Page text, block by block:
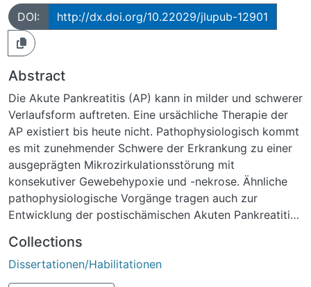
DOI: http://dx.doi.org/10.22029/jlupub-12901
Abstract
Die Akute Pankreatitis (AP) kann in milder und schwerer
Verlaufsform auftreten. Eine ursächliche Therapie der
AP existiert bis heute nicht. Pathophysiologisch kommt
es mit zunehmender Schwere der Erkrankung zu einer
ausgeprägten Mikrozirkulationsstörung mit
konsekutiver Gewebehypoxie und -nekrose. Ähnliche
pathophysiologische Vorgänge tragen auch zur
Entwicklung der postischämischen Akuten Pankreatitis
Hintergrund der Pankreastransplantation und der
Entwicklung einer Posttransplantatpankreatitis relevant
ist.
Collections
Dissertationen/Habilitationen